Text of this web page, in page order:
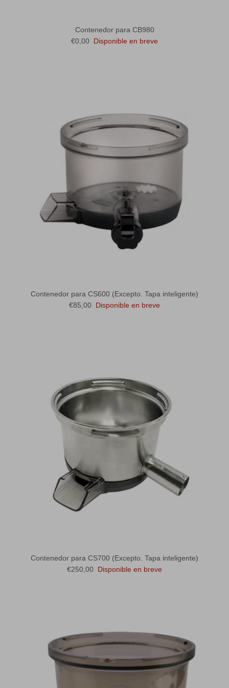
Contenedor para CB980
Precio normal
€0,00 Disponible en breve
Contenedor para CS600 (Excepto. Tapa inteligente)
Precio normal
€85,00 Disponible en breve
Contenedor para CS700 (Excepto. Tapa inteligente)
Precio normal
€250,00 Disponible en breve